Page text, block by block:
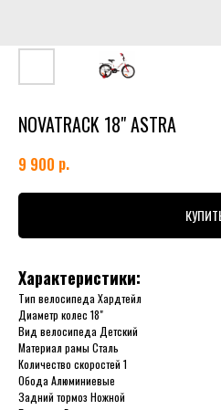
NOVATRACK 18" ASTRA
9 900 р.
Характеристики:
Тип велосипеда Хардтейл
Диаметр колес 18"
Вид велосипеда Детский
Материал рамы Сталь
Количество скоростей 1
Обода Алюминиевые
Задний тормоз Ножной